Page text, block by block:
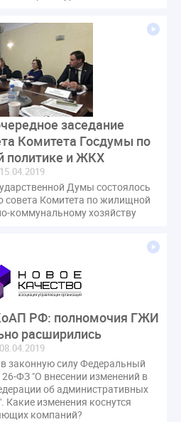
заседание
Комитета Госдумы по
политике и ЖКХ
15.04.2019
Думы состоялось
совета Комитета по жилищной
коммунальному хозяйству
РФ: полномочия ГЖИ
расширились
08.04.2019
законную силу Федеральный
ФЗ "О внесении изменений в
об административных
Какие изменения коснутся
компаний?